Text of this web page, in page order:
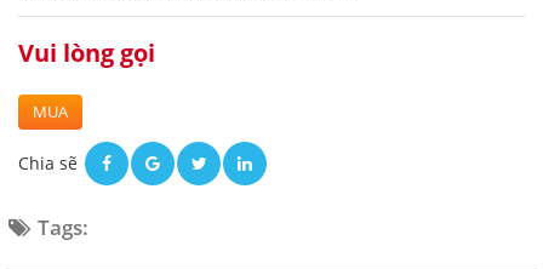
Vui lòng gọi
MUA
Chia sẽ
Tags: